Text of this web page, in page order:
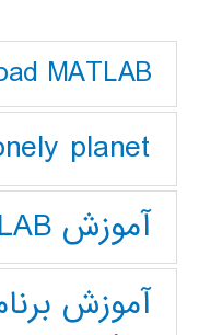
MATLAB
planet
آموزش MATLAB
آموزش